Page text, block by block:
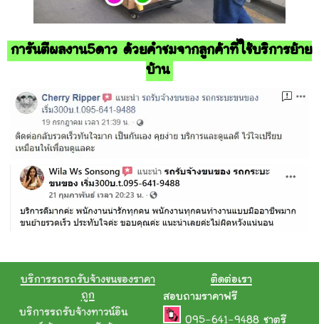
การันตีผลงาน5ดาว ด้วยคำชมจากลูกค้าที่ใช้บริการย้าย
บ้าน
บริการรถรถรับจ้างขนของราคา
ถูก
บริการรถรับจ้างทาวน์อิน
ติดต่อเรา
สอบถามราคาฟรี
095-641-9488 ชาตรี